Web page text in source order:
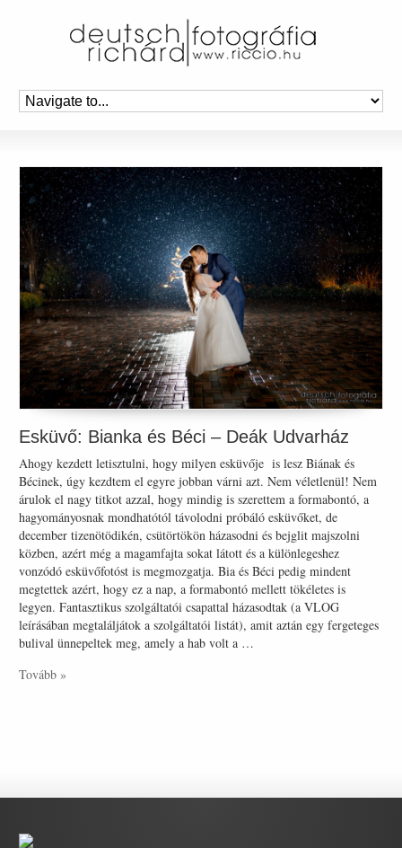
Esküvő: Bianka és Béci – Deák Udvarház
Ahogy kezdett letisztulni, hogy milyen esküvője is lesz Biának és
Bécinek, úgy kezdtem el egyre jobban várni azt. Nem véletlenül! Nem
árulok el nagy titkot azzal, hogy mindig is szerettem a formabontó, a
hagyományosnak mondhatótól távolodni próbáló esküvőket, de
december tizenötödikén, csütörtökön házasodni és bejglit majszolni
közben, azért még a magamfajta sokat látott és a különlegeshez
vonzódó esküvőfotóst is megmozgatja. Bia és Béci pedig mindent
megtettek azért, hogy ez a nap, a formabontó mellett tökéletes is
legyen. Fantasztikus szolgáltatói csapattal házasodtak (a VLOG
leírásában megtaláljátok a szolgáltatói listát), amit aztán egy fergeteges
bulival ünnepeltek meg, amely a hab volt a …
Tovább »